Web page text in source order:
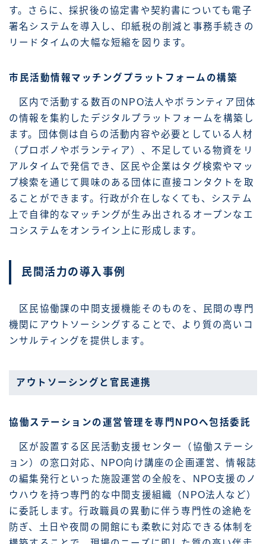
す。さらに、採択後の協定書や契約書についても電子
署名システムを導入し、印紙税の削減と事務手続きの
リードタイムの大幅な短縮を図ります。
市民活動情報マッチングプラットフォームの構築
区内で活動する数百のNPO法人やボランティア団体
の情報を集約したデジタルプラットフォームを構築し
ます。団体側は自らの活動内容や必要としている人材
（プロボノやボランティア）、不足している物資をリ
アルタイムで発信でき、区民や企業はタグ検索やマッ
プ検索を通じて興味のある団体に直接コンタクトを取
ることができます。行政が介在しなくても、システム
上で自律的なマッチングが生み出されるオープンなエ
コシステムをオンライン上に形成します。
民間活力の導入事例
区民協働課の中間支援機能そのものを、民間の専門
機関にアウトソーシングすることで、より質の高いコ
ンサルティングを提供します。
アウトソーシングと官民連携
協働ステーションの運営管理を専門NPOへ包括委託
区が設置する区民活動支援センター（協働ステーシ
ョン）の窓口対応、NPO向け講座の企画運営、情報誌
の編集発行といった施設運営の全般を、NPO支援のノ
ウハウを持つ専門的な中間支援組織（NPO法人など）
に委託します。行政職員の異動に伴う専門性の途絶を
防ぎ、土日や夜間の開館にも柔軟に対応できる体制を